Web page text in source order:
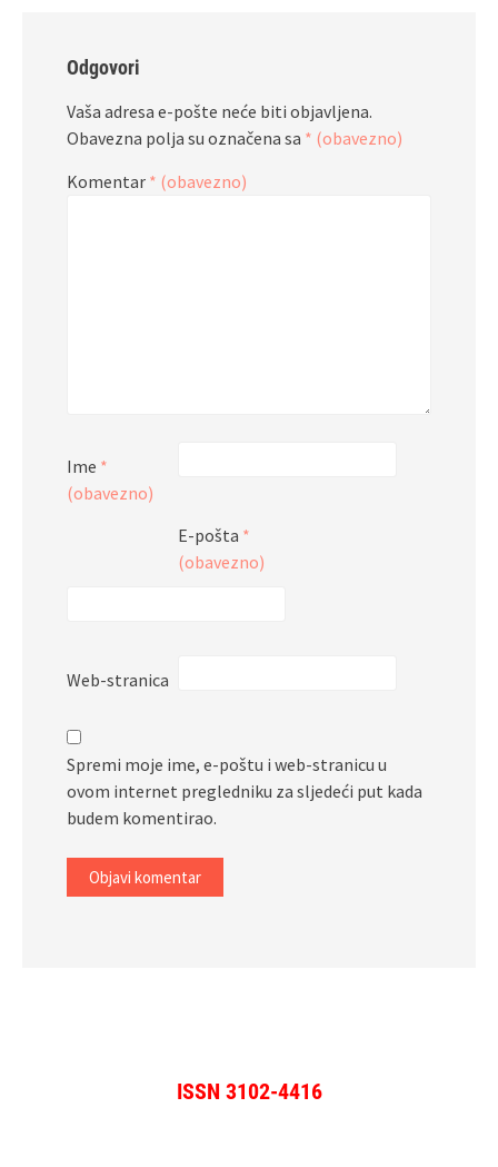
Odgovori
Vaša adresa e-pošte neće biti objavljena.
Obavezna polja su označena sa * (obavezno)
Komentar * (obavezno)
Ime *
(obavezno)
E-pošta *
(obavezno)
Web-stranica
Spremi moje ime, e-poštu i web-stranicu u
ovom internet pregledniku za sljedeći put kada
budem komentirao.
ISSN 3102-4416